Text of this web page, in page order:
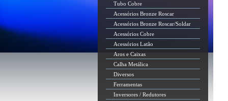
Tubo Cobre
Acessórios Bronze Roscar
Acessórios Bronze Roscar/Soldar
Acessórios Cobre
Acessórios Latão
Aros e Caixas
Calha Metálica
Diversos
Ferramentas
Inversores / Redutores